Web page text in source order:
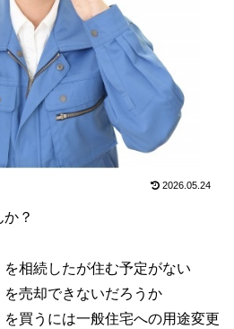
2026.05.24
？
を相続したが住む予定がない
を売却できないだろうか
を買うには一般住宅への用途変更